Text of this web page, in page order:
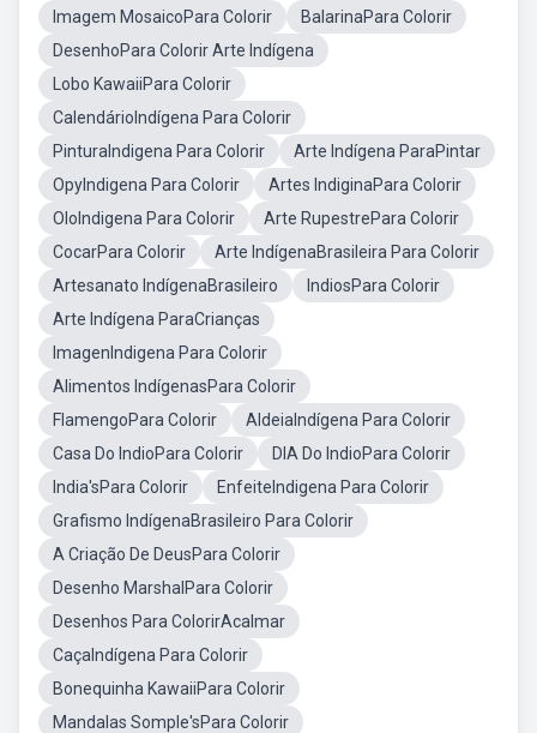
Imagem MosaicoPara Colorir
BalarinaPara Colorir
DesenhoPara Colorir Arte Indígena
Lobo KawaiiPara Colorir
CalendárioIndígena Para Colorir
PinturaIndigena Para Colorir
Arte Indígena ParaPintar
OpyIndigena Para Colorir
Artes IndiginaPara Colorir
OloIndigena Para Colorir
Arte RupestrePara Colorir
CocarPara Colorir
Arte IndígenaBrasileira Para Colorir
Artesanato IndígenaBrasileiro
IndiosPara Colorir
Arte Indígena ParaCrianças
ImagenIndigena Para Colorir
Alimentos IndígenasPara Colorir
FlamengoPara Colorir
AldeiaIndígena Para Colorir
Casa Do IndioPara Colorir
DIA Do IndioPara Colorir
India'sPara Colorir
EnfeiteIndigena Para Colorir
Grafismo IndígenaBrasileiro Para Colorir
A Criação De DeusPara Colorir
Desenho MarshalPara Colorir
Desenhos Para ColorirAcalmar
CaçaIndígena Para Colorir
Bonequinha KawaiiPara Colorir
Mandalas Somple'sPara Colorir